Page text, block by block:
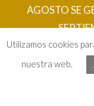
AGOSTO SE
PRODUCTOS
Utilizamos cookies
nuestra web.